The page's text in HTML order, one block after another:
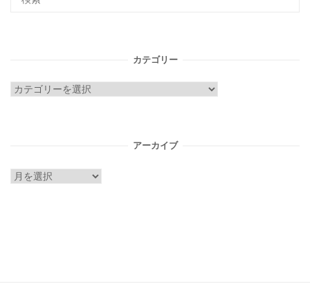
カテゴリー
カ
アーカイブ
ア